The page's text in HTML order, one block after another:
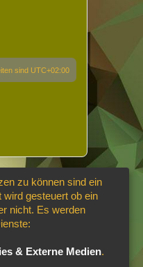
sind UTC+02:00
zu können sind ein
wird gesteuert ob ein
nicht. Es werden
& Externe Medien.